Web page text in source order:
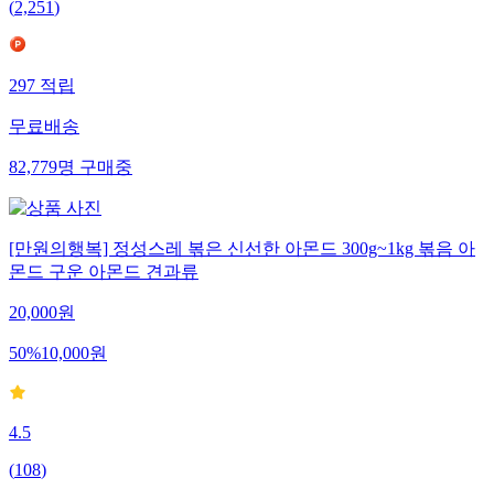
(2,251)
297적립
무료배송
82,779명구매중
[만원의행복] 정성스레 볶은 신선한 아몬드 300g~1kg 볶음 아
몬드 구운 아몬드 견과류
20,000원
50%10,000원
4.5
(108)